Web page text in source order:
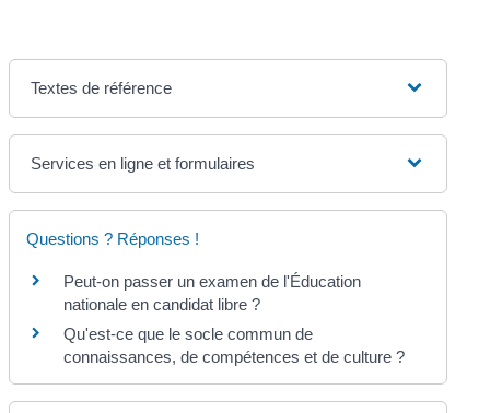
Textes de référence
Services en ligne et formulaires
Questions ? Réponses !
Peut-on passer un examen de l'Éducation
nationale en candidat libre ?
Qu'est-ce que le socle commun de
connaissances, de compétences et de culture ?